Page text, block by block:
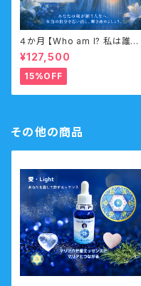
４か月 【Who am I? 私は誰な
のか？】サポートコース なんの
ために生まれてきたのか？人生
の目的・使命・生きがいサポート
コース （人生の目的・魂の使命）
¥127,500
15%OFF
その他の商品